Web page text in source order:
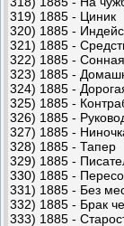
319) 1885 - Циник
320) 1885 -
321) 1885 -
322) 1885 -
323) 1885 -
324) 1885 -
325) 1885 -
326) 1885 -
327) 1885 -
328) 1885 - Тапер
329) 1885 -
330) 1885 -
331) 1885 - Без
332) 1885 - Брак
333) 1885 -